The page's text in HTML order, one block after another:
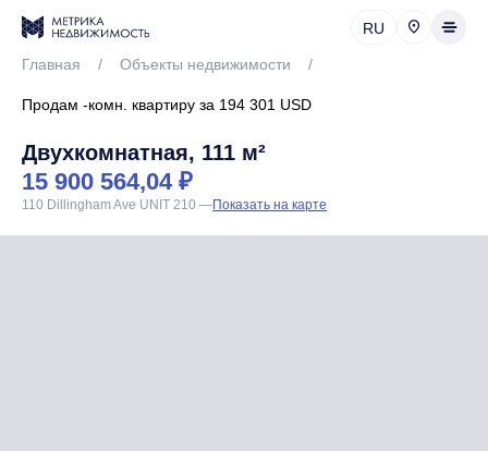
RU
Главная / Объекты недвижимости /
Продам -комн. квартиру за 194 301 USD
Двухкомнатная, 111 м²
15 900 564,04 ₽
110 Dillingham Ave UNIT 210 —Показать на карте